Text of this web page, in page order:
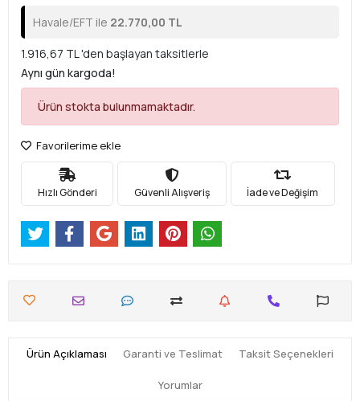
Havale/EFT ile 22.770,00 TL
1.916,67 TL 'den başlayan taksitlerle
Aynı gün kargoda!
Ürün stokta bulunmamaktadır.
Favorilerime ekle
Hızlı Gönderi Güvenli Alışveriş İade ve Değişim
Ürün Açıklaması Garanti ve Teslimat Taksit Seçenekleri
Yorumlar